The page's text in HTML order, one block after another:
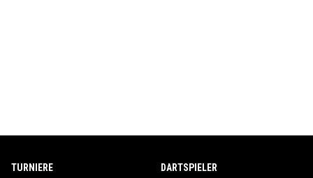
TURNIERE DARTSPIELER